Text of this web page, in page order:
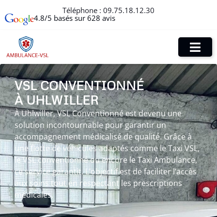
Téléphone : 09.75.18.12.30
4.8/5 basés sur 628 avis
VSL CONVENTIONNÉ
À UHLWILLER
À Uhlwiller, VSL Conventionné est devenu une
solution incontournable pour garantir un
accompagnement médicalisé de qualité. Grâce à
une flotte de véhicules adaptés comme le Taxi VSL,
le VSL conventionné ou encore le Taxi Ambulance,
ce service garantit. L’objectif est de faciliter l’accès
aux soins tout en respectant les prescriptions
médicales.